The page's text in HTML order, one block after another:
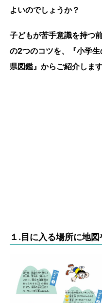
よいのでしょうか？
子どもが苦手意識を持つ
の2つのコツを、『小学
県図鑑』からご紹介します
１.目に入る場所に地